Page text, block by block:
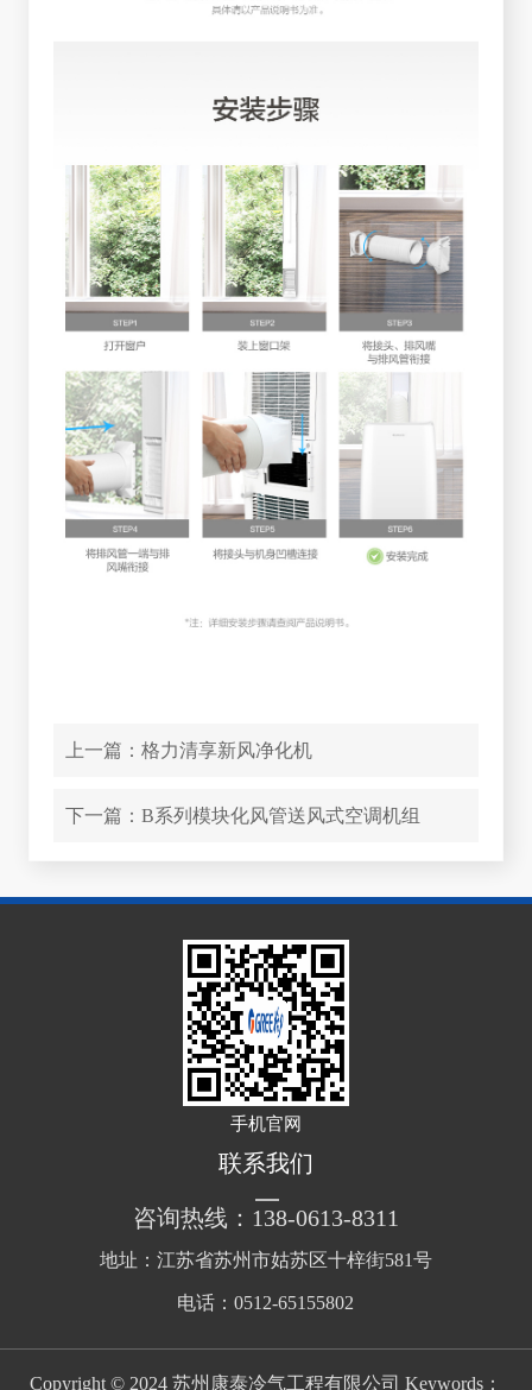
上一篇： 格力清享新风净化机
下一篇： B系列模块化风管送风式空调机组
手机官网
联系我们
咨询热线：138-0613-8311
地址：江苏省苏州市姑苏区十梓街581号
电话：0512-65155802
Copyright © 2024 苏州康泰冷气工程有限公司 Keywords：